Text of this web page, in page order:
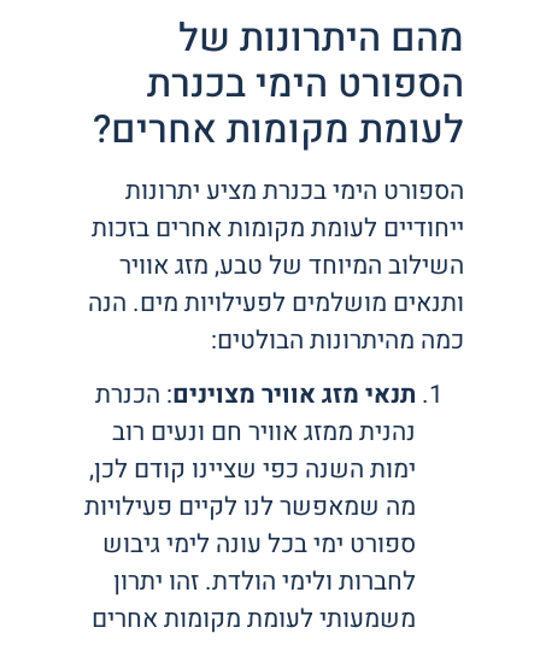
מהם היתרונות של
הספורט הימי בכנרת
לעומת מקומות אחרים?
הספורט הימי בכנרת מציע יתרונות
ייחודיים לעומת מקומות אחרים בזכות
השילוב המיוחד של טבע, מזג אוויר
ותנאים מושלמים לפעילויות מים. הנה
כמה מהיתרונות הבולטים:
תנאי מזג אוויר מצוינים: הכנרת
נהנית ממזג אוויר חם ונעים רוב
ימות השנה כפי שציינו קודם לכן,
מה שמאפשר לנו לקיים פעילויות
ספורט ימי בכל עונה לימי גיבוש
לחברות ולימי הולדת. זהו יתרון
משמעותי לעומת מקומות אחרים